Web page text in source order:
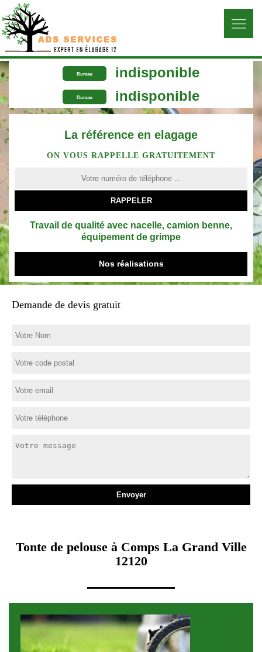
Bureau indisponible
Bureau indisponible
La référence en elagage
ON VOUS RAPPELLE GRATUITEMENT
Travail de qualité avec nacelle, camion benne,
équipement de grimpe
Nos réalisations
Demande de devis gratuit
Tonte de pelouse à Comps La Grand Ville
12120